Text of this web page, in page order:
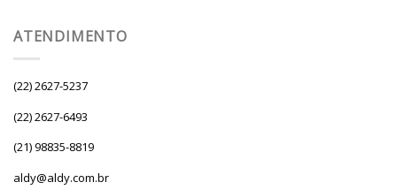
ATENDIMENTO
(22) 2627-5237
(22) 2627-6493
(21) 98835-8819
aldy@aldy.com.br